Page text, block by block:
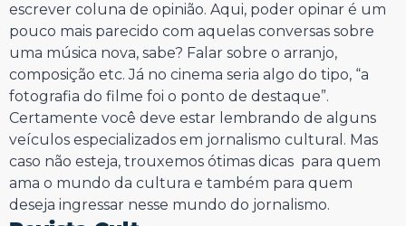
escrever coluna de opinião. Aqui, poder opinar é um
pouco mais parecido com aquelas conversas sobre
uma música nova, sabe? Falar sobre o arranjo,
composição etc. Já no cinema seria algo do tipo, “a
fotografia do filme foi o ponto de destaque”.
Certamente você deve estar lembrando de alguns
veículos especializados em jornalismo cultural. Mas
caso não esteja, trouxemos ótimas dicas para quem
ama o mundo da cultura e também para quem
deseja ingressar nesse mundo do jornalismo.